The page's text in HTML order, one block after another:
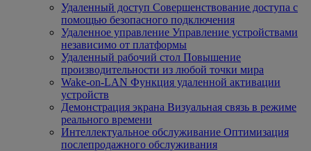
Удаленный доступ Совершенствование доступа с
помощью безопасного подключения
Удаленное управление Управление устройствами
независимо от платформы
Удаленный рабочий стол Повышение
производительности из любой точки мира
Wake-on-LAN Функция удаленной активации
устройств
Демонстрация экрана Визуальная связь в режиме
реального времени
Интеллектуальное обслуживание Оптимизация
послепродажного обслуживания